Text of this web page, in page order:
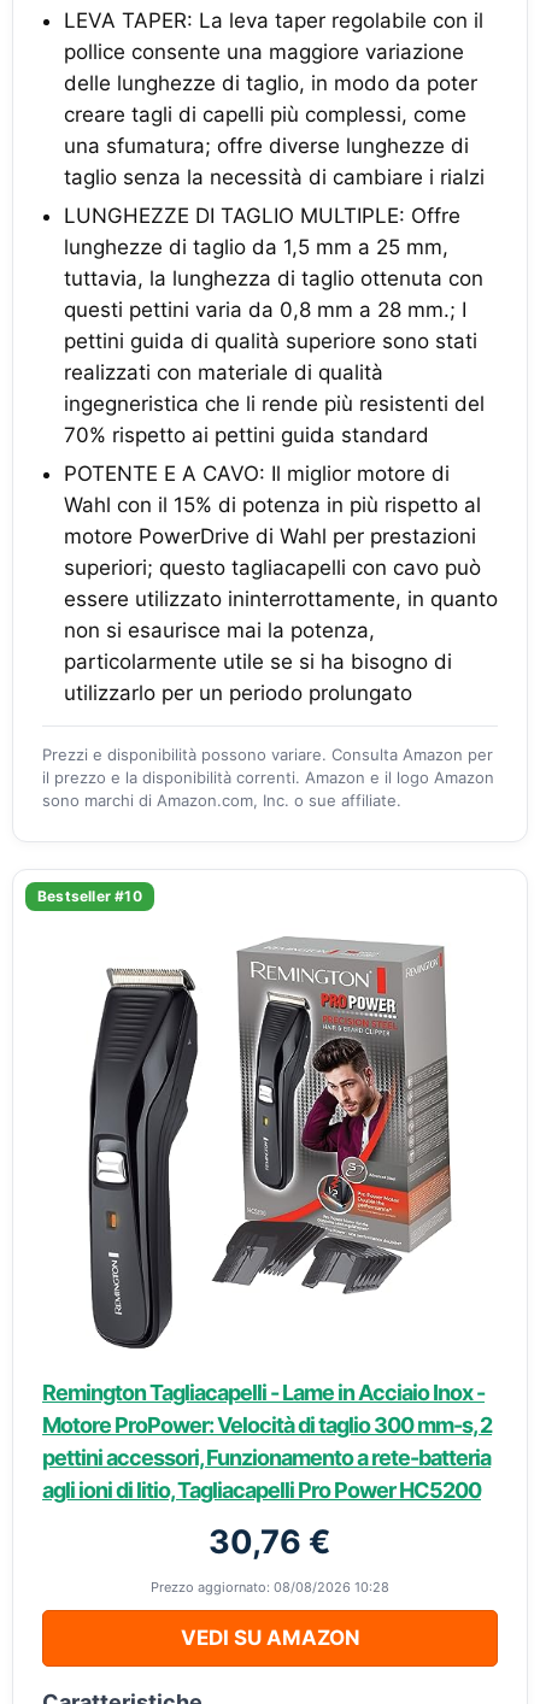
LEVA TAPER: La leva taper regolabile con il
pollice consente una maggiore variazione
delle lunghezze di taglio, in modo da poter
creare tagli di capelli più complessi, come
una sfumatura; offre diverse lunghezze di
taglio senza la necessità di cambiare i rialzi
LUNGHEZZE DI TAGLIO MULTIPLE: Offre
lunghezze di taglio da 1,5 mm a 25 mm,
tuttavia, la lunghezza di taglio ottenuta con
questi pettini varia da 0,8 mm a 28 mm.; I
pettini guida di qualità superiore sono stati
realizzati con materiale di qualità
ingegneristica che li rende più resistenti del
70% rispetto ai pettini guida standard
POTENTE E A CAVO: Il miglior motore di
Wahl con il 15% di potenza in più rispetto al
motore PowerDrive di Wahl per prestazioni
superiori; questo tagliacapelli con cavo può
essere utilizzato ininterrottamente, in quanto
non si esaurisce mai la potenza,
particolarmente utile se si ha bisogno di
utilizzarlo per un periodo prolungato
Prezzi e disponibilità possono variare. Consulta Amazon per
il prezzo e la disponibilità correnti. Amazon e il logo Amazon
sono marchi di Amazon.com, Inc. o sue affiliate.
Bestseller #10
Remington Tagliacapelli - Lame in Acciaio Inox -
Motore ProPower: Velocità di taglio 300 mm-s, 2
pettini accessori, Funzionamento a rete-batteria
agli ioni di litio, Tagliacapelli Pro Power HC5200
30,76 €
Prezzo aggiornato: 08/08/2026 10:28
VEDI SU AMAZON